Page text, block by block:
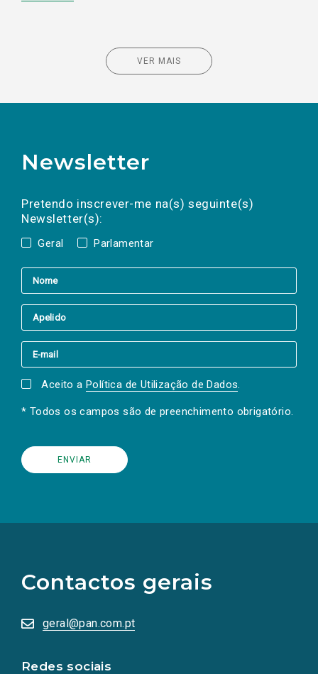
VER MAIS
Newsletter
Pretendo inscrever-me na(s) seguinte(s)
Newsletter(s):
Geral Parlamentar
a(s) newsletter(s).
mail
Aceito a Política de Utilização de Dados.
* Todos os campos são de preenchimento obrigatório.
Contactos gerais
geral@pan.com.pt
Redes sociais
redes
sociais
numa
nova